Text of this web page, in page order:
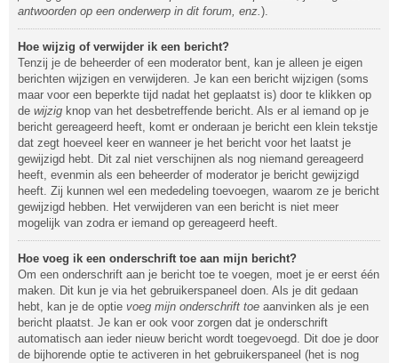
antwoorden op een onderwerp in dit forum, enz.).
Hoe wijzig of verwijder ik een bericht?
Tenzij je de beheerder of een moderator bent, kan je alleen je eigen
berichten wijzigen en verwijderen. Je kan een bericht wijzigen (soms
maar voor een beperkte tijd nadat het geplaatst is) door te klikken op
de wijzig knop van het desbetreffende bericht. Als er al iemand op je
bericht gereageerd heeft, komt er onderaan je bericht een klein tekstje
dat zegt hoeveel keer en wanneer je het bericht voor het laatst je
gewijzigd hebt. Dit zal niet verschijnen als nog niemand gereageerd
heeft, evenmin als een beheerder of moderator je bericht gewijzigd
heeft. Zij kunnen wel een mededeling toevoegen, waarom ze je bericht
gewijzigd hebben. Het verwijderen van een bericht is niet meer
mogelijk van zodra er iemand op gereageerd heeft.
Hoe voeg ik een onderschrift toe aan mijn bericht?
Om een onderschrift aan je bericht toe te voegen, moet je er eerst één
maken. Dit kun je via het gebruikerspaneel doen. Als je dit gedaan
hebt, kan je de optie voeg mijn onderschrift toe aanvinken als je een
bericht plaatst. Je kan er ook voor zorgen dat je onderschrift
automatisch aan ieder nieuw bericht wordt toegevoegd. Dit doe je door
de bijhorende optie te activeren in het gebruikerspaneel (het is nog